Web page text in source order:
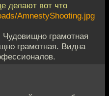
делают вот что
AmnestyShooting.jpg
грамотная
грамотная. Видна